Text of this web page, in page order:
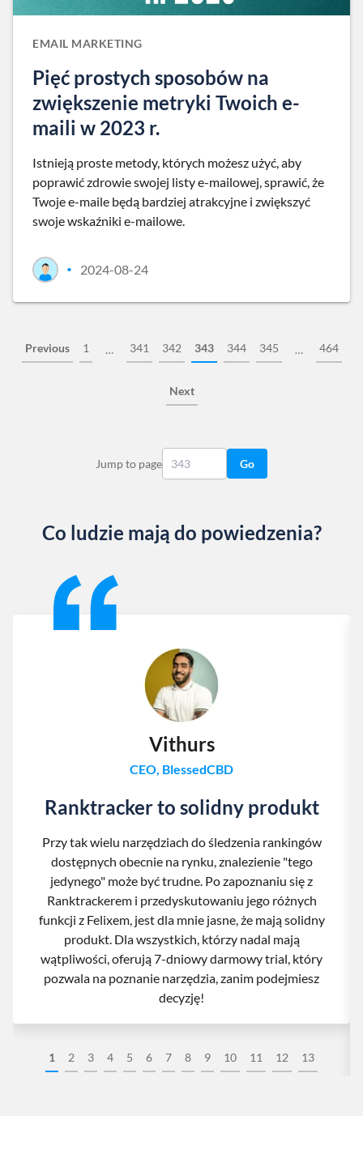
EMAIL MARKETING
Pięć prostych sposobów na
zwiększenie metryki Twoich e-
maili w 2023 r.
Istnieją proste metody, których możesz użyć, aby
poprawić zdrowie swojej listy e-mailowej, sprawić, że
Twoje e-maile będą bardziej atrakcyjne i zwiększyć
swoje wskaźniki e-mailowe.
• 2024-08-24
Previous 1 … 341 342 343 344 345 … 464
Next
Jump to page Go
Co ludzie mają do powiedzenia?
1 2 3 4 5 6 7 8 9 10 11 12 13
Vithurs
CEO, BlessedCBD
Ranktracker to solidny produkt
Przy tak wielu narzędziach do śledzenia rankingów
dostępnych obecnie na rynku, znalezienie "tego
jedynego" może być trudne. Po zapoznaniu się z
Ranktrackerem i przedyskutowaniu jego różnych
funkcji z Felixem, jest dla mnie jasne, że mają solidny
produkt. Dla wszystkich, którzy nadal mają
wątpliwości, oferują 7-dniowy darmowy trial, który
pozwala na poznanie narzędzia, zanim podejmiesz
decyzję!